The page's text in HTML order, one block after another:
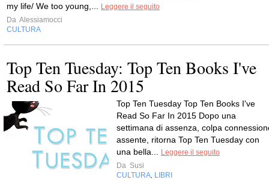
my life/ We too young,...
Leggere il seguito
Da Alessiamocci
CULTURA
Top Ten Tuesday: Top Ten Books I've
Read So Far In 2015
Top Ten Tuesday Top Ten Books I've
Read So Far In 2015 Dopo una
settimana di assenza, colpa
assente, ritorna Top Ten Tuesday con
una bella...
Leggere il seguito
Da Susi
CULTURA LIBRI